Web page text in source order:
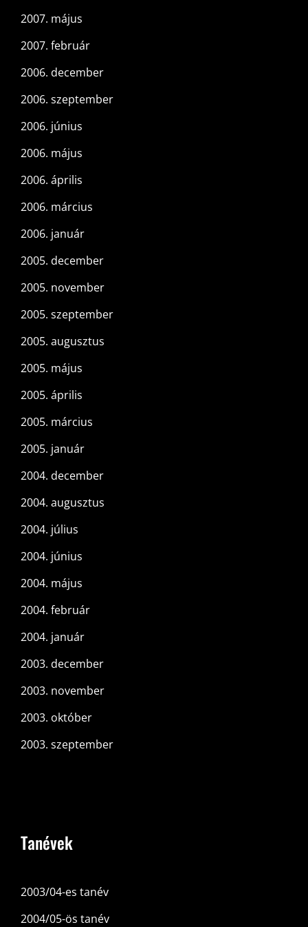
2007. május
2007. február
2006. december
2006. szeptember
2006. június
2006. május
2006. április
2006. március
2006. január
2005. december
2005. november
2005. szeptember
2005. augusztus
2005. május
2005. április
2005. március
2005. január
2004. december
2004. augusztus
2004. július
2004. június
2004. május
2004. február
2004. január
2003. december
2003. november
2003. október
2003. szeptember
Tanévek
2003/04-es tanév
2004/05-ös tanév